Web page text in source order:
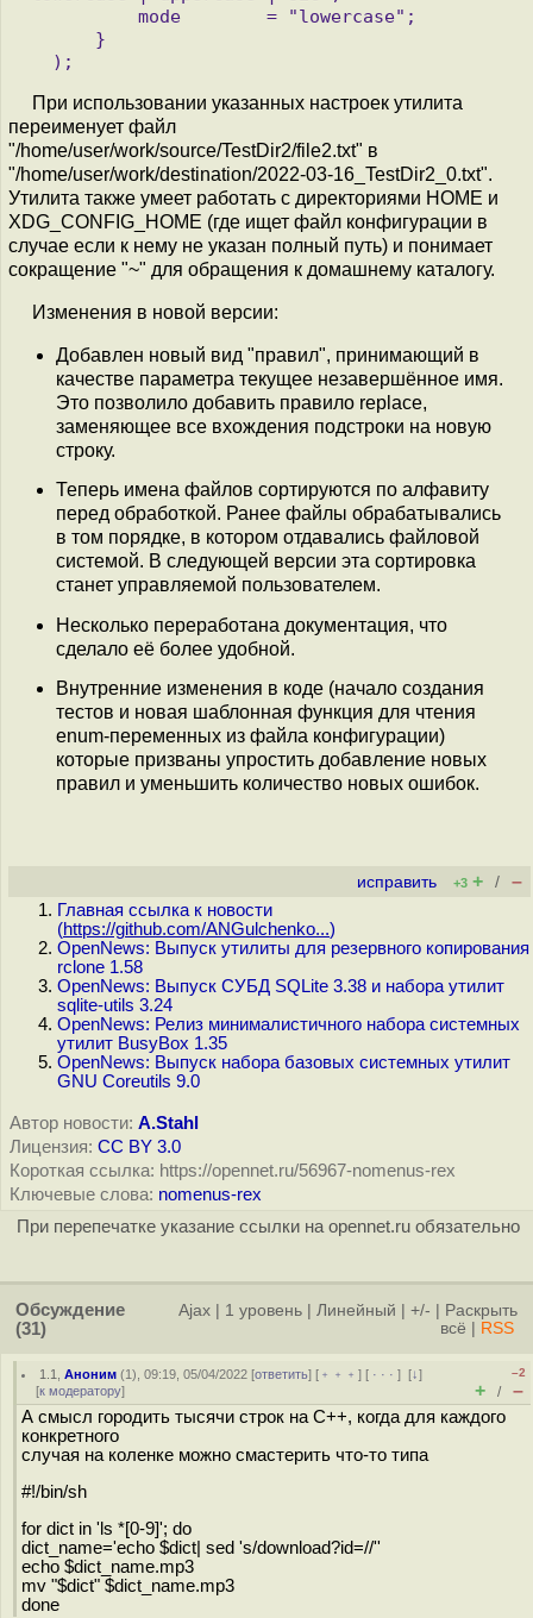
При использовании указанных настроек утилита
переименует файл
"/home/user/work/source/TestDir2/file2.txt" в
"/home/user/work/destination/2022-03-16_TestDir2_0.txt".
Утилита также умеет работать с директориями HOME и
XDG_CONFIG_HOME (где ищет файл конфигурации в
случае если к нему не указан полный путь) и понимает
сокращение "~" для обращения к домашнему каталогу.
Изменения в новой версии:
Добавлен новый вид "правил", принимающий в
качестве параметра текущее незавершённое имя.
Это позволило добавить правило replace,
заменяющее все вхождения подстроки на новую
строку.
Теперь имена файлов сортируются по алфавиту
перед обработкой. Ранее файлы обрабатывались
в том порядке, в котором отдавались файловой
системой. В следующей версии эта сортировка
станет управляемой пользователем.
Несколько переработана документация, что
сделало её более удобной.
Внутренние изменения в коде (начало создания
тестов и новая шаблонная функция для чтения
enum-переменных из файла конфигурации)
которые призваны упростить добавление новых
правил и уменьшить количество новых ошибок.
исправить +3 + / –
Главная ссылка к новости
(https://github.com/ANGulchenko...)
OpenNews: Выпуск утилиты для резервного копирования
rclone 1.58
OpenNews: Выпуск СУБД SQLite 3.38 и набора утилит
sqlite-utils 3.24
OpenNews: Релиз минималистичного набора системных
утилит BusyBox 1.35
OpenNews: Выпуск набора базовых системных утилит
GNU Coreutils 9.0
Автор новости: A.Stahl
Лицензия: CC BY 3.0
Короткая ссылка: https://opennet.ru/56967-nomenus-rex
Ключевые слова: nomenus-rex
При перепечатке указание ссылки на opennet.ru обязательно
Обсуждение
(31)
Ajax 1 уровень Линейный +/-
Раскрыть
всё
RSS
1.1 ,Аноним (1), 09:19, 05/04/2022 [ответить] [ ﹢﹢﹢] [ · · ·][↓]
[к модератору]
–2
+ / –
А смысл городить тысячи строк на С++, когда для каждого
конкретного
случая на коленке можно смастерить что-то типа
#!/bin/sh
for dict in 'ls *[0-9]'; do
dict_name='echo $dict| sed 's/download?id=//''
echo $dict_name.mp3
mv "$dict" $dict_name.mp3
done